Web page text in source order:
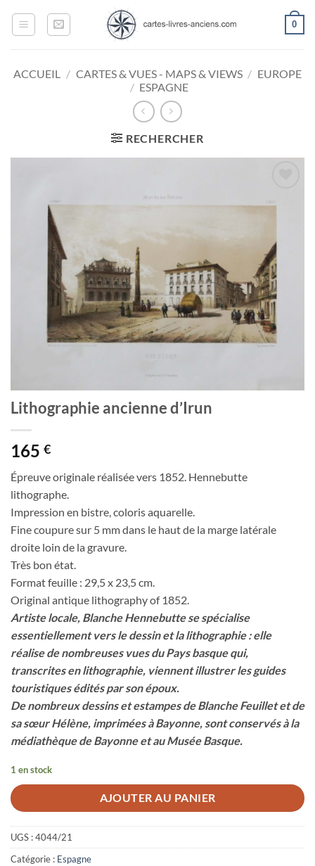
0
ACCUEIL / CARTES & VUES - MAPS & VIEWS / EUROPE
/ ESPAGNE
RECHERCHER
Lithographie ancienne d’Irun
165 €
Épreuve originale réalisée vers 1852. Hennebutte
lithographe.
Impression en bistre, coloris aquarelle.
Fine coupure sur 5 mm dans le haut de la marge latérale
droite loin de la gravure.
Très bon état.
Format feuille : 29,5 x 23,5 cm.
Original antique lithography of 1852.
Artiste locale, Blanche Hennebutte se spécialise
essentiellement vers le dessin et la lithographie : elle
réalise de nombreuses vues du Pays basque qui,
transcrites en lithographie, viennent illustrer les guides
touristiques édités par son époux.
De nombreux dessins et estampes de Blanche Feuillet et de
sa sœur Hélène, imprimées à Bayonne, sont conservés à la
médiathèque de Bayonne et au Musée Basque.
1 en stock
AJOUTER AU PANIER
UGS :4044/21
Catégorie : Espagne